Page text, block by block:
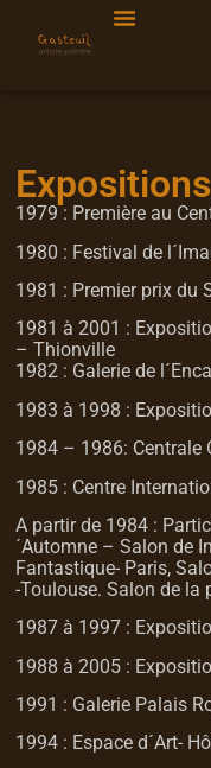
Expositions
1979 : Première au
1980 : Festival de
1981 : Premier prix du
1981 à 2001 :
– Thionville
1982 : Galerie de
1983 à 1998 :
1984 – 1986: Centrale
1985 : Centre
A partir de 1984 :
´Automne – Salon de
Fantastique- Paris,
-Toulouse. Salon de la
1987 à 1997 :
1988 à 2005 :
1991 : Galerie Palais
1994 : Espace d´Art-